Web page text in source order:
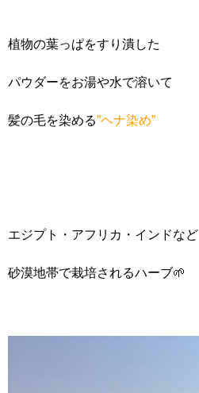
植物の葉っぱをすり潰した
パウダーをお湯や水で溶いて
髪の毛を染める”ヘナ染め”
エジプト・アフリカ・インドなど
砂漠地帯で栽培されるハーブ🌱